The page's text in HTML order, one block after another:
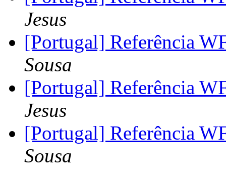
Jesus
[Portugal] Referência
Sousa
[Portugal] Referência
Jesus
[Portugal] Referência
Sousa